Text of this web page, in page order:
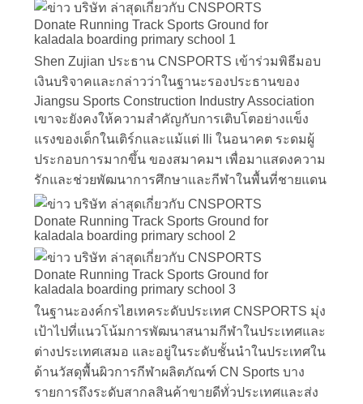
เสนอ
ราคา
แผนผัง
เว็บไซต์
PRIVACY
POLICY
Shen Zujian ประธาน CNSPORTS เข้าร่วมพิธีมอบ
เงินบริจาคและกล่าวว่าในฐานะรองประธานของ
Jiangsu Sports Construction Industry Association
เขาจะยังคงให้ความสำคัญกับการเติบโตอย่างแข็ง
แรงของเด็กในเติร์กและแม้แต่ Ili ในอนาคต ระดมผู้
ประกอบการมากขึ้น ของสมาคมฯ เพื่อมาแสดงความ
รักและช่วยพัฒนาการศึกษาและกีฬาในพื้นที่ชายแดน
ในฐานะองค์กรไฮเทคระดับประเทศ CNSPORTS มุ่ง
เป้าไปที่แนวโน้มการพัฒนาสนามกีฬาในประเทศและ
ต่างประเทศเสมอ และอยู่ในระดับชั้นนำในประเทศใน
ด้านวัสดุพื้นผิวการกีฬาผลิตภัณฑ์ CN Sports บาง
รายการถึงระดับสากลสินค้าขายดีทั่วประเทศและส่ง